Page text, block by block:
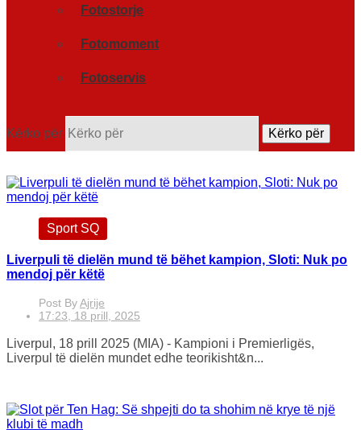
Fotostorje
Fotomoment
Fotoservis
Kërko për Kërko për
Sport SQ
Liverpuli të dielën mund të bëhet kampion, Sloti: Nuk po
mendoj për këtë
Post ByAjrije
17:23, 18 prill, 2025
Liverpul, 18 prill 2025 (MIA) - Kampioni i Premierligës,
Liverpul të dielën mundet edhe teorikisht&n...